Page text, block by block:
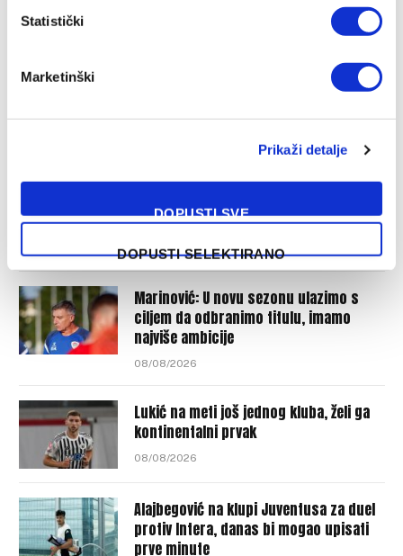
Statistički
Marketinški
Prikaži detalje
DOPUSTI SVE
DOPUSTI SELEKTIRANO
redu i napadu
08/08/2026
Marinović: U novu sezonu ulazimo s
ciljem da odbranimo titulu, imamo
najviše ambicije
08/08/2026
Lukić na meti još jednog kluba, želi ga
kontinentalni prvak
08/08/2026
Alajbegović na klupi Juventusa za duel
protiv Intera, danas bi mogao upisati
prve minute